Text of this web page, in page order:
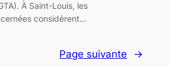
À Saint-Louis, les
considèrent…
Page suivante →